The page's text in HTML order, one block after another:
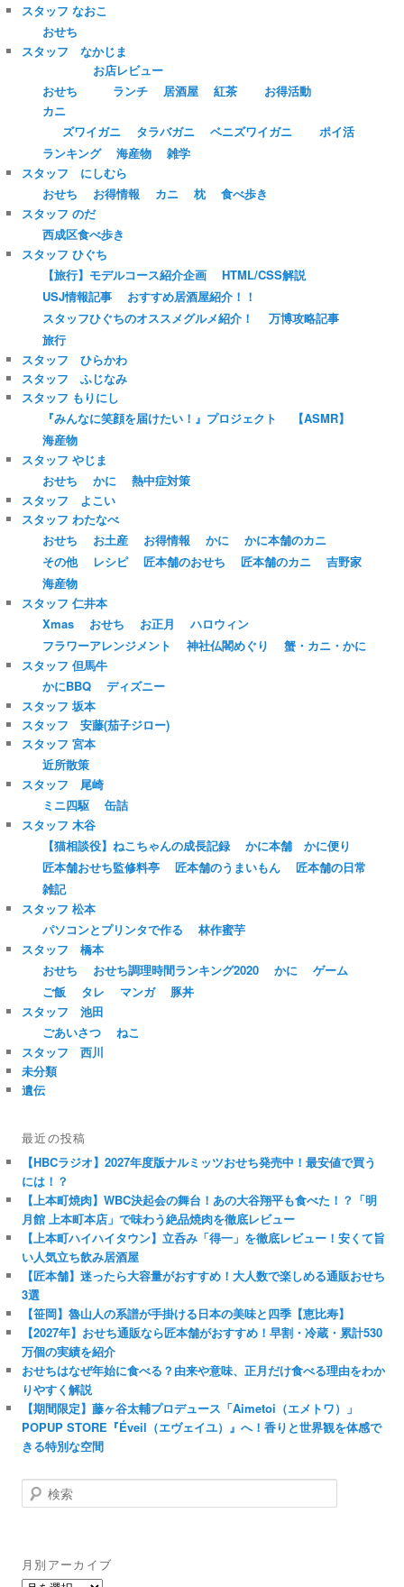
スタッフ なおこ
おせち
スタッフ なかじま
おせち
お店レビュー
ランチ
居酒屋 紅茶
お得活動
カニ
ズワイガニ
タラバガニ ベニズワイガニ
ポイ活
ランキング
海産物
雑学
スタッフ にしむら
おせち
お得情報 カニ 枕
食べ歩き
スタッフ のだ
西成区食べ歩き
スタッフ ひぐち
【旅行】モデルコース紹介企画
HTML/CSS解説
USJ情報記事
おすすめ居酒屋紹介！！
スタッフひぐちのオススメグルメ紹介！
万博攻略記事
旅行
スタッフ ひらかわ
スタッフ ふじなみ
スタッフ もりにし
『みんなに笑顔を届けたい！』プロジェクト
【ASMR】
海産物
スタッフ やじま
おせち
かに
熱中症対策
スタッフ よこい
スタッフ わたなべ
おせち
お土産 お得情報 かに
かに本舗のカニ
その他
レシピ 匠本舗のおせち 匠本舗のカニ
吉野家
海産物
スタッフ 仁井本
Xmas
おせち お正月
ハロウィン
フラワーアレンジメント
神社仏閣めぐり
蟹・カニ・かに
スタッフ 但馬牛
かにBBQ
ディズニー
スタッフ 坂本
スタッフ 安藤(茄子ジロー)
スタッフ 宮本
近所散策
スタッフ 尾崎
ミニ四駆
缶詰
スタッフ 木谷
【猫相談役】ねこちゃんの成長記録
かに本舗 かに便り
匠本舗おせち監修料亭
匠本舗のうまいもん
匠本舗の日常
雑記
スタッフ 松本
パソコンとプリンタで作る
林作蜜芋
スタッフ 橋本
おせち
おせち調理時間ランキング2020 かに
ゲーム
ご飯
タレ マンガ
豚丼
スタッフ 池田
ごあいさつ
ねこ
スタッフ 西川
未分類
遺伝
最近の投稿
【HBCラジオ】2027年度版ナルミッツおせち発売中！最安値で買う
には！？
【上本町焼肉】WBC決起会の舞台！あの大谷翔平も食べた！？「明
月館 上本町本店」で味わう絶品焼肉を徹底レビュー
【上本町ハイハイタウン】立呑み「得一」を徹底レビュー！安くて旨
い人気立ち飲み居酒屋
【匠本舗】迷ったら大容量がおすすめ！大人数で楽しめる通販おせち
3選
【笹岡】魯山人の系譜が手掛ける日本の美味と四季【恵比寿】
【2027年】おせち通販なら匠本舗がおすすめ！早割・冷蔵・累計530
万個の実績を紹介
おせちはなぜ年始に食べる？由来や意味、正月だけ食べる理由をわか
りやすく解説
【期間限定】藤ヶ谷太輔プロデュース「Aimetoi（エメトワ）」
POPUP STORE『Éveil（エヴェイユ）』へ！香りと世界観を体感で
きる特別な空間
検
索
月別アーカイブ